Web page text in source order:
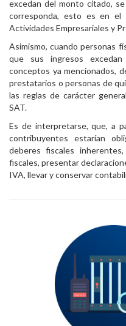
excedan del monto citado,
corresponda, esto es en
Actividades Empresariales y
Asimismo, cuando personas
que sus ingresos
conceptos ya mencionados,
prestatarios o personas de
las reglas de carácter
SAT.
Es de interpretarse, que, a
contribuyentes estarían
deberes fiscales
fiscales, presentar
IVA, llevar y conservar